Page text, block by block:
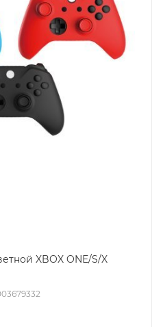
XBOX ONE/S/X